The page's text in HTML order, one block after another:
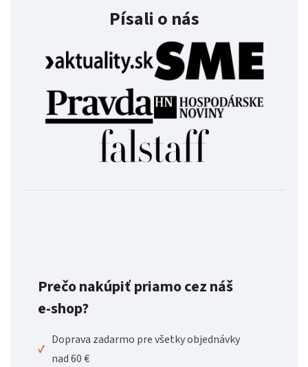
Písali o nás
Prečo nakúpiť priamo cez náš
e-shop?
✓
Doprava zadarmo pre všetky objednávky
nad 60 €